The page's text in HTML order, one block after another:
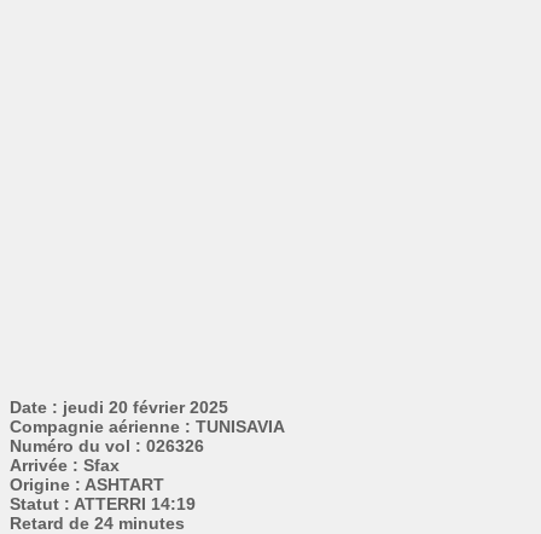
Date : jeudi 20 février 2025
Compagnie aérienne : TUNISAVIA
Numéro du vol : 026326
Arrivée : Sfax
Origine : ASHTART
Statut : ATTERRI 14:19
Retard de 24 minutes